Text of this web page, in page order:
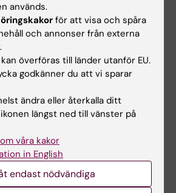
KI-41011
HT2024
HP Urval 2
- BI 18.50 -
- BII 19.04 -
används.
för att visa och spåra
och annonser från externa
överföras till länder utanför EU.
godkänner du att vi sparar
ändra eller återkalla ditt
längst ned till vänster på
våra kakor
in English
endast nödvändiga